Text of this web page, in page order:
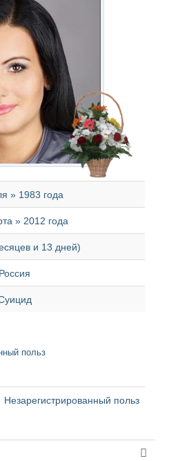
» 1983 года
» 2012 года
и 13 дней)
Россия
польз
Незарегистрированный польз